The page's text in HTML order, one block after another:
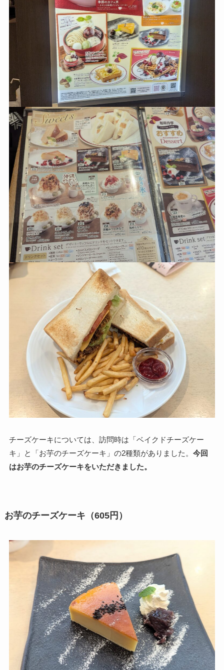
チーズケーキについては、訪問時は「ベイクドチーズケー
キ」と「お芋のチーズケーキ」の2種類がありました。 今回
はお芋のチーズケーキをいただきました。
お芋のチーズケーキ（605円）